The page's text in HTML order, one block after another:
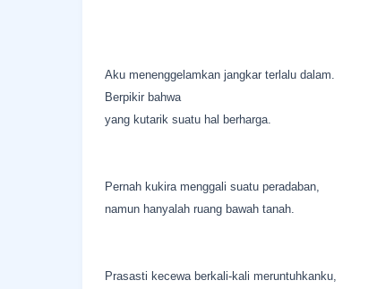
Aku menenggelamkan jangkar terlalu dalam.
Berpikir bahwa
yang kutarik suatu hal berharga.
Pernah kukira menggali suatu peradaban,
namun hanyalah ruang bawah tanah.
Prasasti kecewa berkali-kali meruntuhkanku,